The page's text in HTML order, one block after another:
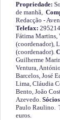
Propriedade:
de manhã,
Redacção -
Telefax:
Fátima Martins,
(coordenador),
(coordenador).
Guilherme
Ventura,
Barcelos, José
Lima, Cláudia
Bento, João
Azevedo.
Paulo Raulino.
euros.